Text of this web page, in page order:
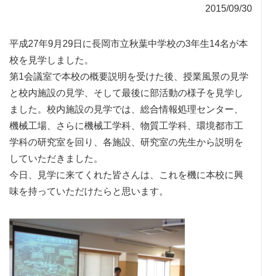
2015/09/30
平成27年9月29日に長岡市立秋葉中学校の3年生14名が本
校を見学しました。
第1会議室で本校の概要説明を受けた後、授業風景の見学
と校内施設の見学、そして最後に部活動の様子を見学し
ました。校内施設の見学では、総合情報処理センター、
機械工場、さらに機械工学科、物質工学科、環境都市工
学科の研究室を回り、各施設、研究室の先生から説明を
していただきました。
今日、見学に来てくれた皆さんは、これを機に本校に興
味を持っていただけたらと思います。